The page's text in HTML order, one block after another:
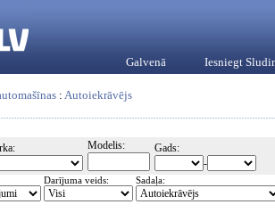
Galvenā Iesniegt
: Autoiekrāvējs
Modelis:
Gads:
-
Darījuma veids: Sadaļa: